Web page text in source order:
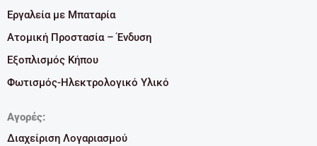
Εργαλεία με Μπαταρία
Ατομική Προστασία – Ένδυση
Εξοπλισμός Κήπου
Φωτισμός-Ηλεκτρολογικό Υλικό
Αγορές:
Διαχείριση Λογαριασμού